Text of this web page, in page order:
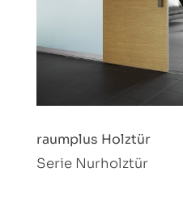
raumplus Holztür
Serie Nurholztür